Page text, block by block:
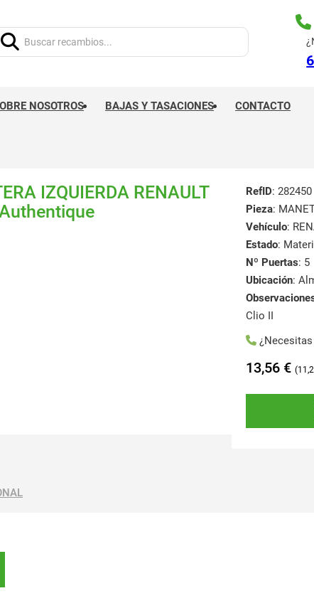
NOSOTROS BAJAS Y TASACIONES CONTACTO
IZQUIERDA RENAULT
RefID: 282450
Pieza:
Vehículo:
Estado:
Nº Puertas: 5
Ubicación:
Clio II
¿Necesitas
13,56 €